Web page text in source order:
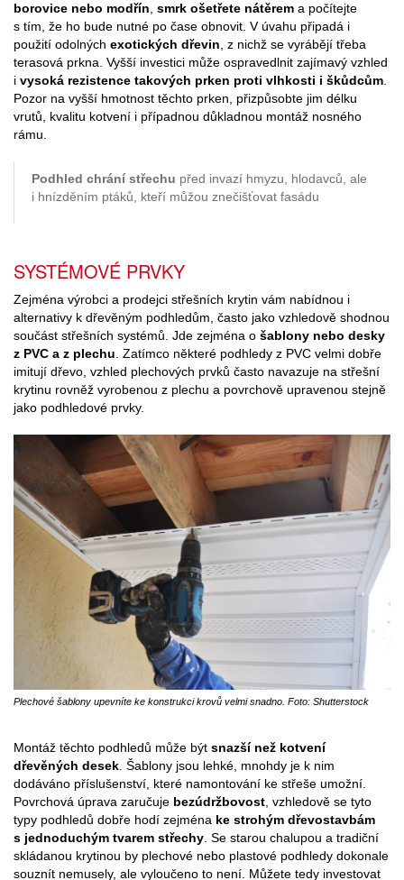
borovice nebo modřín smrk ošetřete nátěrem a počítejte
s tím, že ho bude nutné po čase obnovit. V úvahu připadá i
použití odolných exotických dřevin , z nichž se vyrábějí třeba
terasová prkna. Vyšší investici může ospravedlnit zajímavý vzhled
i vysoká rezistence takových prken proti vlhkosti i škůdcům
Pozor na vyšší hmotnost těchto prken, přizpůsobte jim délku
vrutů, kvalitu kotvení i případnou důkladnou montáž nosného
rámu.
Podhled chrání střechu před invazí hmyzu, hlodavců, ale
i hnízděním ptáků, kteří můžou znečišťovat fasádu
SYSTÉMOVÉ PRVKY
Zejména výrobci a prodejci střešních krytin vám nabídnou i
alternativy k dřevěným podhledům, často jako vzhledově shodnou
součást střešních systémů. Jde zejména o šablony nebo desky
z PVC a z plechu. Zatímco některé podhledy z PVC velmi dobře
imitují dřevo, vzhled plechových prvků často navazuje na střešní
krytinu rovněž vyrobenou z plechu a povrchově upravenou stejně
jako podhledové prvky.
Plechové šablony upevníte ke konstrukci krovů velmi snadno. Foto: Shutterstock
Montáž těchto podhledů může být snazší než kotvení
dřevěných desek . Šablony jsou lehké, mnohdy je k nim
dodáváno příslušenství, které namontování ke střeše umožní.
Povrchová úprava zaručuje bezúdržbovost , vzhledově se tyto
typy podhledů dobře hodí zejména ke strohým dřevostavbám
s jednoduchým tvarem střechy . Se starou chalupou a tradiční
skládanou krytinou by plechové nebo plastové podhledy dokonale
souznít nemusely, ale vyloučeno to není. Můžete tedy investovat